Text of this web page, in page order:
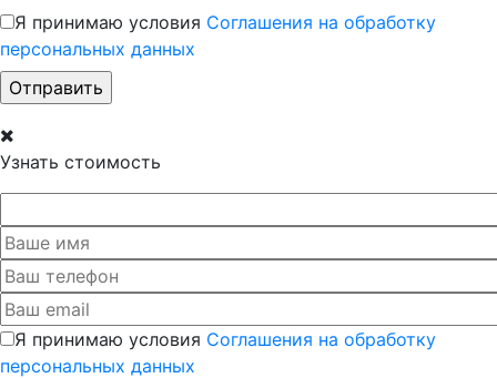
Я принимаю условия Соглашения на обработку
персональных данных
Узнать стоимость
Я принимаю условия Соглашения на обработку
персональных данных